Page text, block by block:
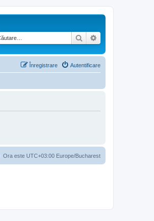
Căutare
Autentificare
Înregistrare
Ora este UTC+03:00 Europe/Bucharest